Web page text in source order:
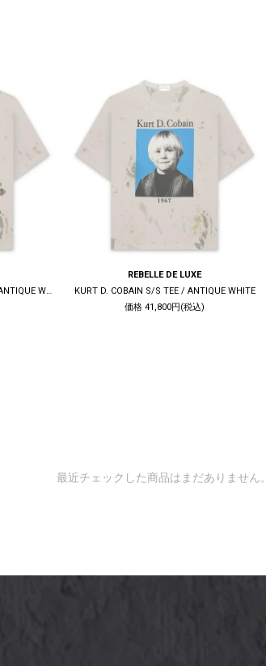
LIVE QUIET DIE TRUE S/S TEE / ANTIQUE WHITE
REBELLE DE LUXE
KURT D. COBAIN S/S TEE / ANTIQUE WHITE
価格 41,800円(税込)
最近チェックした商品はまだありません。